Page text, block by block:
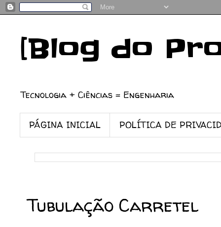
[Blog do
Tecnologia + Ciências = Engenharia
PÁGINA INICIAL POLÍTICA DE
Tubulação Carretel